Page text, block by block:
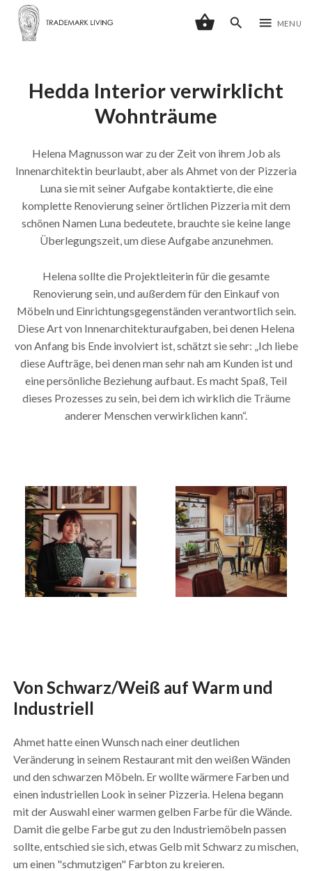
shopping_basket search menu MENU
Hedda Interior verwirklicht
Wohnträume
Helena Magnusson war zu der Zeit von ihrem Job als
Innenarchitektin beurlaubt, aber als Ahmet von der Pizzeria
Luna sie mit seiner Aufgabe kontaktierte, die eine
komplette Renovierung seiner örtlichen Pizzeria mit dem
schönen Namen Luna bedeutete, brauchte sie keine lange
Überlegungszeit, um diese Aufgabe anzunehmen.
Helena sollte die Projektleiterin für die gesamte
Renovierung sein, und außerdem für den Einkauf von
Möbeln und Einrichtungsgegenständen verantwortlich sein.
Diese Art von Innenarchitekturaufgaben, bei denen Helena
von Anfang bis Ende involviert ist, schätzt sie sehr: „Ich liebe
diese Aufträge, bei denen man sehr nah am Kunden ist und
eine persönliche Beziehung aufbaut. Es macht Spaß, Teil
dieses Prozesses zu sein, bei dem ich wirklich die Träume
anderer Menschen verwirklichen kann“.
Von Schwarz/Weiß auf Warm und
Industriell
Ahmet hatte einen Wunsch nach einer deutlichen
Veränderung in seinem Restaurant mit den weißen Wänden
und den schwarzen Möbeln. Er wollte wärmere Farben und
einen industriellen Look in seiner Pizzeria. Helena begann
mit der Auswahl einer warmen gelben Farbe für die Wände.
Damit die gelbe Farbe gut zu den Industriemöbeln passen
sollte, entschied sie sich, etwas Gelb mit Schwarz zu mischen,
um einen "schmutzigen" Farbton zu kreieren.